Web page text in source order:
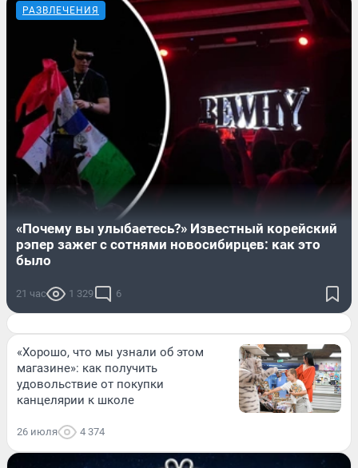
РАЗВЛЕЧЕНИЯ
«Почему вы улыбаетесь?» Известный корейский
рэпер зажег с сотнями новосибирцев: как это
было
21 час 1 329 6
«Хорошо, что мы узнали об этом
магазине»: как получить
удовольствие от покупки
канцелярии к школе
26 июля 4 374